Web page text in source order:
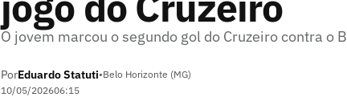
O jovem marcou o segundo gol do Cruzeiro contra o
PorEduardo Statuti•Belo Horizonte (MG)
10/05/202606:15